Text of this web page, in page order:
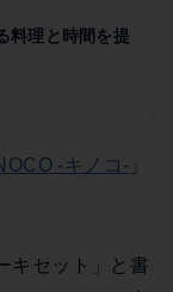
料理と時間を提
-キノコ-
キセット」と書